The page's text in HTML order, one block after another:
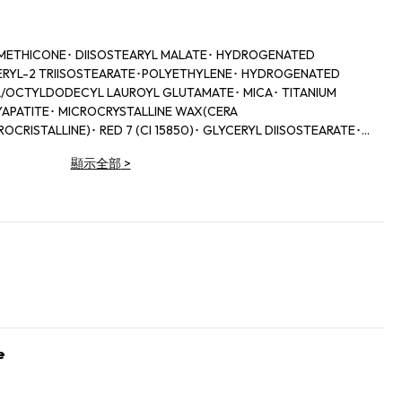
･ DIISOSTEARYL MALATE･ HYDROGENATED
2 TRIISOSTEARATE･POLYETHYLENE･ HYDROGENATED
OCTYLDODECYL LAUROYL GLUTAMATE･ MICA･ TITANIUM
･ MICROCRYSTALLINE WAX(CERA
･ RED 7 (CI 15850)･ GLYCERYL DIISOSTEARATE･
SODIUM SILICATE･ IRON OXIDES (CI 77499)･ARGANIA
OIL(HUILE DE MORTIERELLA)･ NYLON-12･ CITRONELLOL･
･ WATER(AQUA/EAU)･ RED 21 (CI 45380)･ RED 27 (CI 45410)･
顯示全部>